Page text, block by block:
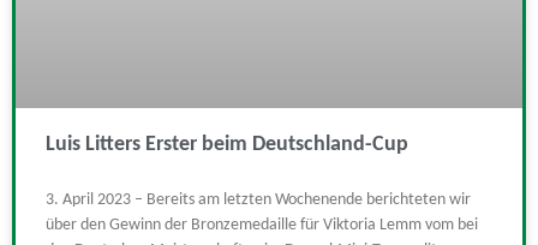
Luis Litters Erster beim Deutschland-Cup
3. April 2023 – Bereits am letzten Wochenende berichteten wir
über den Gewinn der Bronzemedaille für Viktoria Lemm vom bei